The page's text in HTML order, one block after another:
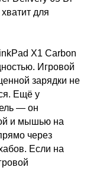
для
X1 Carbon
Игровой
зарядки не
Ещё у
— он
и мышью на
через
Если на